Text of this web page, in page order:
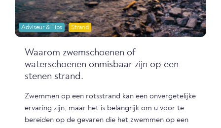
Adviseur & Tips Strand
Waarom zwemschoenen of
waterschoenen onmisbaar zijn op een
stenen strand.
Zwemmen op een rotsstrand kan een onvergetelijke
ervaring zijn, maar het is belangrijk om u voor te
bereiden op de gevaren die het zwemmen op een